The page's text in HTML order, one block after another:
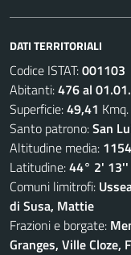
DATI TERRITORIALI
Codice ISTAT:001103
Abitanti:476 al
Superficie:49,41
Santo patrono:San
Altitudine media: 1154
Latitudine:44° 2' 13''
Comuni limitrofi:
di Susa, Mattie
Frazioni e borgate:
Granges, Ville Cloze,